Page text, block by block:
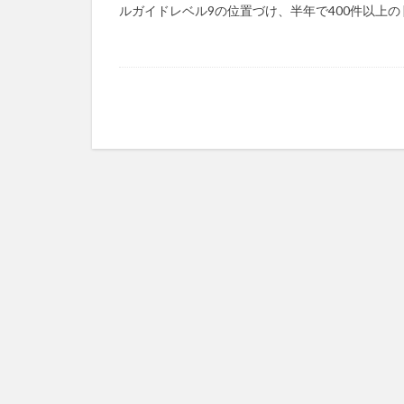
ルガイドレベル9の位置づけ、半年で400件以上